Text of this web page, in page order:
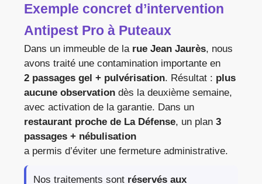
Exemple concret d’intervention
Antipest Pro à Puteaux
Dans un immeuble de la rue Jean Jaurès, nous
avons traité une contamination importante en
2 passages gel + pulvérisation. Résultat : plus
aucune observation dès la deuxième semaine,
avec activation de la garantie. Dans un
restaurant proche de La Défense, un plan 3
passages + nébulisation
a permis d’éviter une fermeture administrative.
Nos traitements sont réservés aux